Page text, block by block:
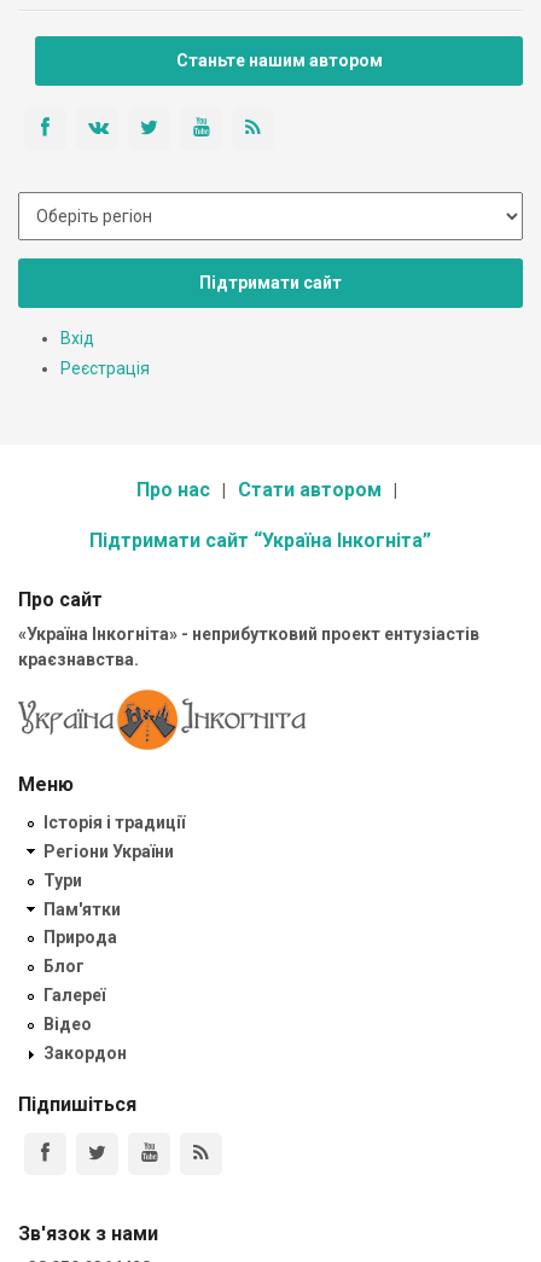
Станьте нашим автором
Підтримати сайт
Вхід
Реєстрація
Про нас Стати автором
Підтримати сайт “Україна Інкогніта”
Про сайт
«Україна Інкогніта» - неприбутковий проект ентузіастів
краєзнавства.
Меню
Історія і традиції
Регіони України
Тури
Пам'ятки
Природа
Блог
Галереї
Відео
Закордон
Підпишіться
Зв'язок з нами